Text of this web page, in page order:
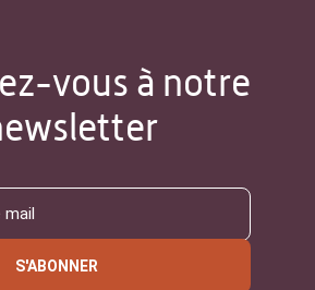
vous à notre
S'ABONNER